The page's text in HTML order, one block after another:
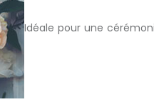
Idéale pour une